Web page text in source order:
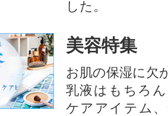
した。
美容特集
お肌の保湿に欠
乳液はもちろ
ケアアイテム